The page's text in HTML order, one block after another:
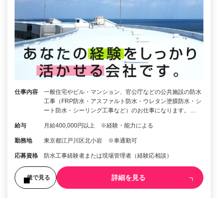
仕事内容
一般住宅やビル・マンション、官公庁などの公共施設の防水
工事（FRP防水・アスファルト防水・ウレタン塗膜防水・シ
ート防水・シーリング工事など）のお仕事になります。…
給与 月給400,000円以上 ※経験・能力による
勤務地 東京都江戸川区北小岩 ※車通勤可
応募資格 防水工事経験者または現場管理者（経験応相談）
後で見る 詳細を見る